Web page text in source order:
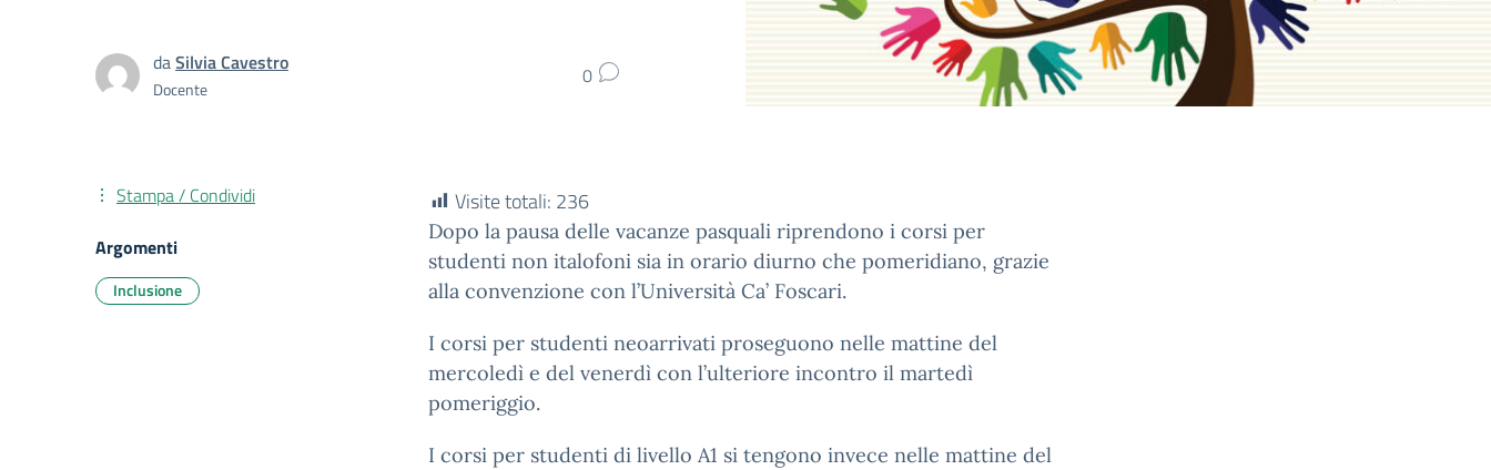
daSilvia Cavestro
Docente 0
Visite totali: 236
Dopo la pausa delle vacanze pasquali riprendono i corsi per
studenti non italofoni sia in orario diurno che pomeridiano, grazie
alla convenzione con l’Università Ca’ Foscari.
I corsi per studenti neoarrivati proseguono nelle mattine del
mercoledì e del venerdì con l’ulteriore incontro il martedì
pomeriggio.
I corsi per studenti di livello A1 si tengono invece nelle mattine del
Stampa / Condividi
Argomenti
Inclusione